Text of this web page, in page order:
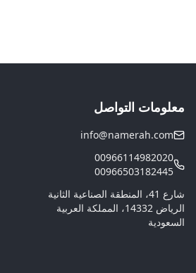
معلومات التواصل
info@namerah.com
00966114982020
00966503182445
شارع 41، المنطقة الصناعية الثانية
الرياض 14332، المملكة العربية
السعودية